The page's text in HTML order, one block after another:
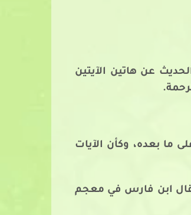
عن هاتين الآيتين
ما بعده، وكأن الآيات
قال ابن فارس في معجم